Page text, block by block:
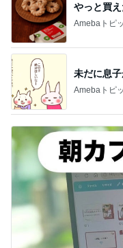
やっと買
Amebaトピ
未だに息
Amebaトピ